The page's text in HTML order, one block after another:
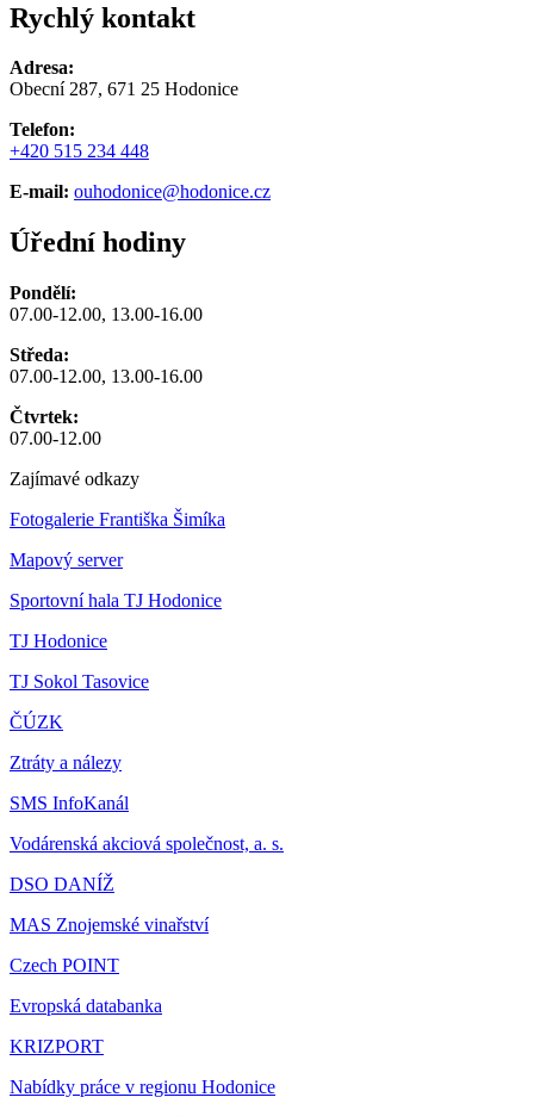
Rychlý kontakt
Adresa:
Obecní 287, 671 25 Hodonice
Telefon:
+420 515 234 448
E-mail: ouhodonice@hodonice.cz
Úřední hodiny
Pondělí:
07.00-12.00, 13.00-16.00
Středa:
07.00-12.00, 13.00-16.00
Čtvrtek:
07.00-12.00
Zajímavé odkazy
Fotogalerie Františka Šimíka
Mapový server
Sportovní hala TJ Hodonice
TJ Hodonice
TJ Sokol Tasovice
ČÚZK
Ztráty a nálezy
SMS InfoKanál
Vodárenská akciová společnost, a. s.
DSO DANÍŽ
MAS Znojemské vinařství
Czech POINT
Evropská databanka
KRIZPORT
Nabídky práce v regionu Hodonice